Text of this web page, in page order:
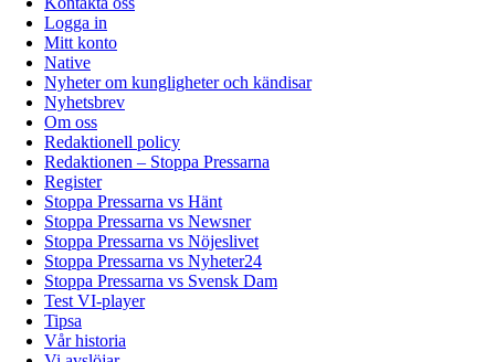
Logga in
Mitt konto
Native
Nyheter om kungligheter och kändisar
Nyhetsbrev
Om oss
Redaktionell policy
Redaktionen – Stoppa Pressarna
Register
Stoppa Pressarna vs Hänt
Stoppa Pressarna vs Newsner
Stoppa Pressarna vs Nöjeslivet
Stoppa Pressarna vs Nyheter24
Stoppa Pressarna vs Svensk Dam
Test VI-player
Tipsa
Vår historia